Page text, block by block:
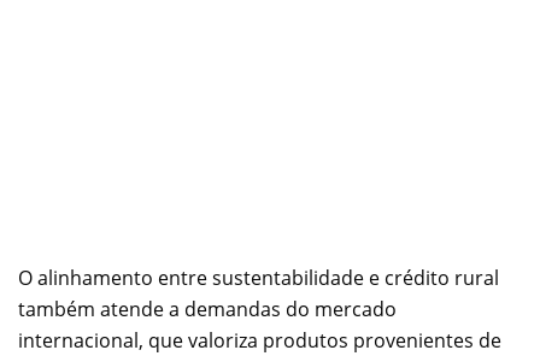
O alinhamento entre sustentabilidade e crédito rural
também atende a demandas do mercado
internacional, que valoriza produtos provenientes de